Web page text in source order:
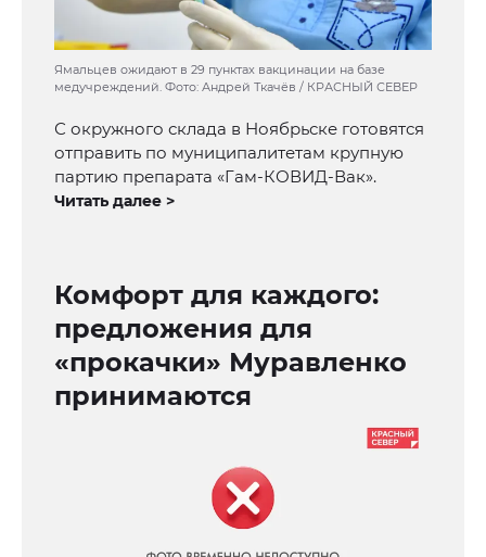
Ямальцев ожидают в 29 пунктах вакцинации на базе
медучреждений. Фото: Андрей Ткачёв / КРАСНЫЙ СЕВЕР
С окружного склада в Ноябрьске готовятся
отправить по муниципалитетам крупную
партию препарата «Гам-КОВИД-Вак».
Читать далее >
Комфорт для каждого:
предложения для
«прокачки» Муравленко
принимаются